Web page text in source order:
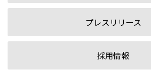
プレスリリース
採用情報